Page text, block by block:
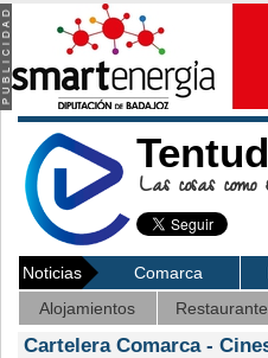
Las cosas como
Noticias Comarca
Alojamientos
Cartelera Comarca -